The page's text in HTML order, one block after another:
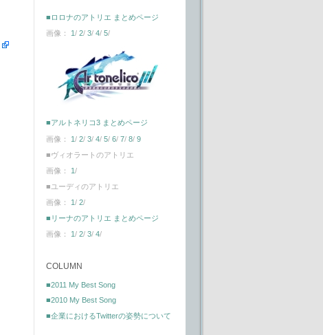
■ロロナのアトリエ まとめページ
画像： 1 / 2/ 3/ 4/ 5/
■アルトネリコ3 まとめページ
画像： 1/ 2/ 3/ 4/ 5/ 6/ 7/ 8/ 9
■ヴィオラートのアトリエ
画像： 1/
■ユーディのアトリエ
画像： 1/ 2/
■リーナのアトリエ まとめページ
画像： 1/ 2/ 3/ 4/
COLUMN
■2011 My Best Song
■2010 My Best Song
■企業におけるTwitterの姿勢について